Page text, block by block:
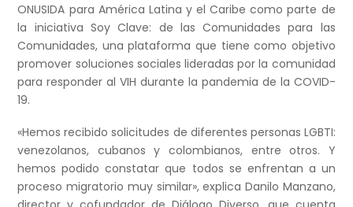
ONUSIDA para América Latina y el Caribe como parte de
la iniciativa Soy Clave: de las Comunidades para las
Comunidades, una plataforma que tiene como objetivo
promover soluciones sociales lideradas por la comunidad
para responder al VIH durante la pandemia de la COVID-
19.
«Hemos recibido solicitudes de diferentes personas LGBTI:
venezolanos, cubanos y colombianos, entre otros. Y
hemos podido constatar que todos se enfrentan a un
proceso migratorio muy similar», explica Danilo Manzano,